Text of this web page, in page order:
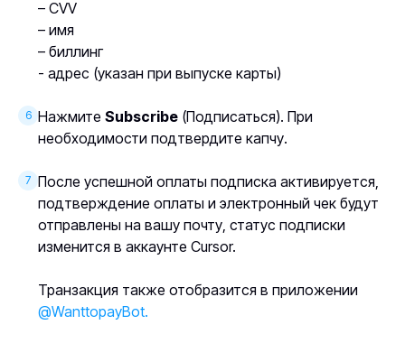
– CVV
– имя
– биллинг
- адрес (указан при выпуске карты)
6 Нажмите Subscribe (Подписаться). При
необходимости подтвердите капчу.
7 После успешной оплаты подписка активируется,
подтверждение оплаты и электронный чек будут
отправлены на вашу почту, статус подписки
изменится в аккаунте Cursor.
Транзакция также отобразится в приложении
@WanttopayBot.